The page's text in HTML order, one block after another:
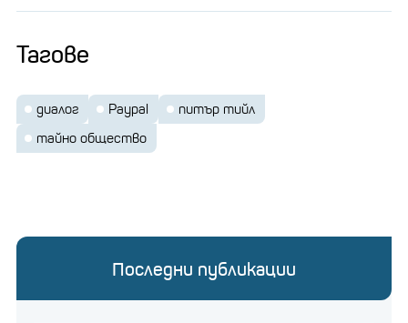
Тагове
диалог Paypal
питър тийл
тайно общество
Последни публикации